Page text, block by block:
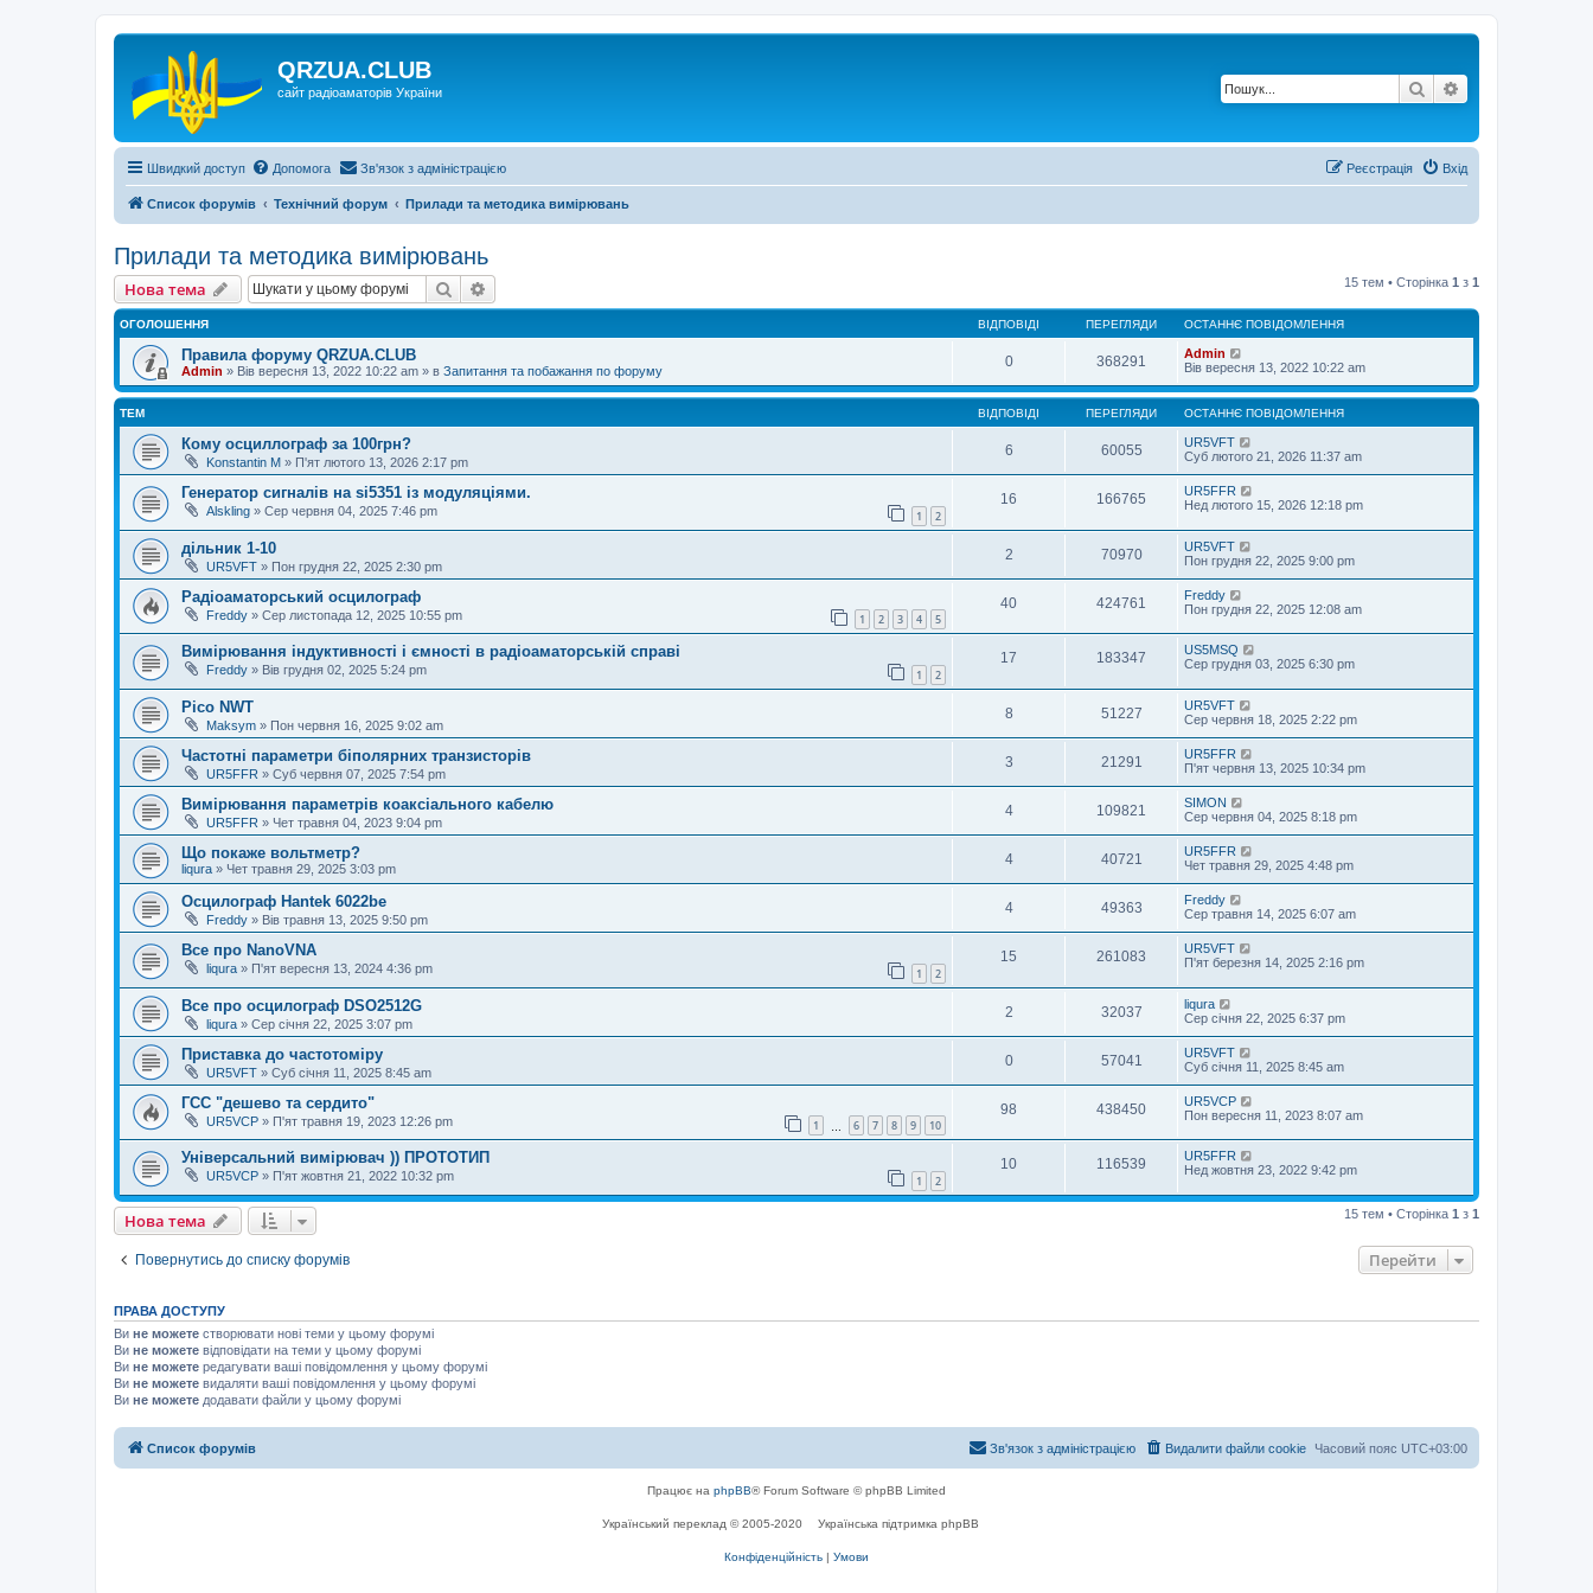
QRZUA.CLUB
сайт радіоаматорів України Пошук
Швидкий доступ Допомога Зв'язок з адміністрацією Вхід
Реєстрація
Список форумів Технічний форум Прилади та методика вимірювань
Прилади та методика вимірювань
Нова тема Пошук 15 тем • Сторінка 1 з 1
ОГОЛОШЕННЯ ВІДПОВІДІ ПЕРЕГЛЯДИ ОСТАННЄ ПОВІДОМЛЕННЯ
Правила форуму QRZUA.CLUB
Admin » Вів вересня 13, 2022 10:22 am » в Запитання та побажання по форуму
0 368291
Admin
Вів вересня 13, 2022 10:22 am
ТЕМ ВІДПОВІДІ ПЕРЕГЛЯДИ ОСТАННЄ ПОВІДОМЛЕННЯ
Кому осциллограф за 100грн?
Konstantin M » П'ят лютого 13, 2026 2:17 pm
6 60055
UR5VFT
Суб лютого 21, 2026 11:37 am
Генератор сигналів на si5351 із модуляціями.
Alskling » Сер червня 04, 2025 7:46 pm 1 2
16 166765
UR5FFR
Нед лютого 15, 2026 12:18 pm
дільник 1-10
UR5VFT » Пон грудня 22, 2025 2:30 pm
2 70970
UR5VFT
Пон грудня 22, 2025 9:00 pm
Радіоаматорський осцилограф
Freddy » Сер листопада 12, 2025 10:55 pm 1 2 3 4 5
40 424761
Freddy
Пон грудня 22, 2025 12:08 am
Вимірювання індуктивності і ємності в радіоаматорській справі
Freddy » Вів грудня 02, 2025 5:24 pm 1 2
17 183347
US5MSQ
Сер грудня 03, 2025 6:30 pm
Pico NWT
Maksym » Пон червня 16, 2025 9:02 am
8 51227
UR5VFT
Сер червня 18, 2025 2:22 pm
Частотні параметри біполярних транзисторів
UR5FFR » Суб червня 07, 2025 7:54 pm
3 21291
UR5FFR
П'ят червня 13, 2025 10:34 pm
Вимірювання параметрів коаксіального кабелю
UR5FFR » Чет травня 04, 2023 9:04 pm
4 109821
SIMON
Сер червня 04, 2025 8:18 pm
Що покаже вольтметр?
liqura » Чет травня 29, 2025 3:03 pm
4 40721
UR5FFR
Чет травня 29, 2025 4:48 pm
Осцилограф Hantek 6022be
Freddy » Вів травня 13, 2025 9:50 pm
4 49363
Freddy
Сер травня 14, 2025 6:07 am
Все про NanoVNA
liqura » П'ят вересня 13, 2024 4:36 pm 1 2
15 261083
UR5VFT
П'ят березня 14, 2025 2:16 pm
Все про осцилограф DSO2512G
liqura » Сер січня 22, 2025 3:07 pm
2 32037
liqura
Сер січня 22, 2025 6:37 pm
Приставка до частотоміру
UR5VFT » Суб січня 11, 2025 8:45 am
0 57041
UR5VFT
Суб січня 11, 2025 8:45 am
ГСС "дешево та сердито"
UR5VCP » П'ят травня 19, 2023 12:26 pm 1 6 7 8 9 10
98 438450
UR5VCP
Пон вересня 11, 2023 8:07 am
Універсальний вимірювач )) ПРОТОТИП
UR5VCP » П'ят жовтня 21, 2022 10:32 pm 1 2
10 116539
UR5FFR
Нед жовтня 23, 2022 9:42 pm
Нова тема 15 тем • Сторінка 1 з 1
Повернутись до списку форумів Перейти
ПРАВА ДОСТУПУ
Ви не можете створювати нові теми у цьому форумі
Ви не можете відповідати на теми у цьому форумі
Ви не можете редагувати ваші повідомлення у цьому форумі
Ви не можете видаляти ваші повідомлення у цьому форумі
Ви не можете додавати файли у цьому форумі
Список форумів Часовий пояс UTC+03:00
Видалити файли cookie
Зв'язок з адміністрацією
Працює на phpBB® Forum Software © phpBB Limited
Український переклад © 2005-2020 Українська підтримка phpBB
Конфіденційність | Умови